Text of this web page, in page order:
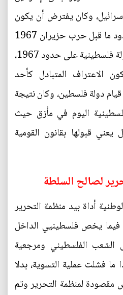
وكان يفترض أن يكون
الاعتراف بإسرائيل في حدود ما قبل حرب حزيران 1967
مقابل اعتراف إسرائيل بدولة فلسطينية على حدود 1967،
الاعتراف المتبادل كأحد
دولة فلسطين، وكان نتيجة
اليوم في مأزق حيث
يعني قبولها بقانون القومية
أداة بيد منظمة التحرير
فيما يخص فلسطينيي الداخل
الشعب الفلسطيني ومرجعية
ما فشلت عملية التسوية، بدلا
لمنظمة التحرير وتم